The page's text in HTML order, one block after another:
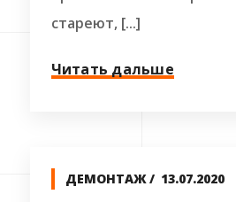
стареют, [...]
Читать дальше
ДЕМОНТАЖ 13.07.2020